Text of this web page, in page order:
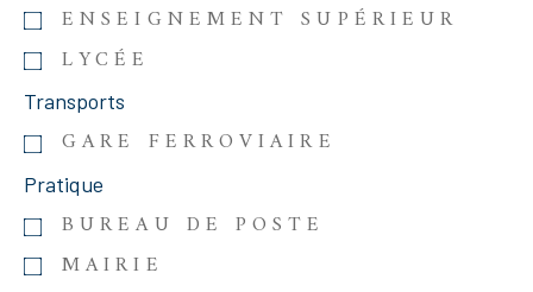
ENSEIGNEMENT SUPÉRIEUR
LYCÉE
Transports
GARE FERROVIAIRE
Pratique
BUREAU DE POSTE
MAIRIE